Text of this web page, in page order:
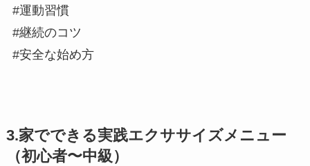
#運動習慣
#継続のコツ
#安全な始め方
3.家でできる実践エクササイズメニュー
（初心者〜中級）